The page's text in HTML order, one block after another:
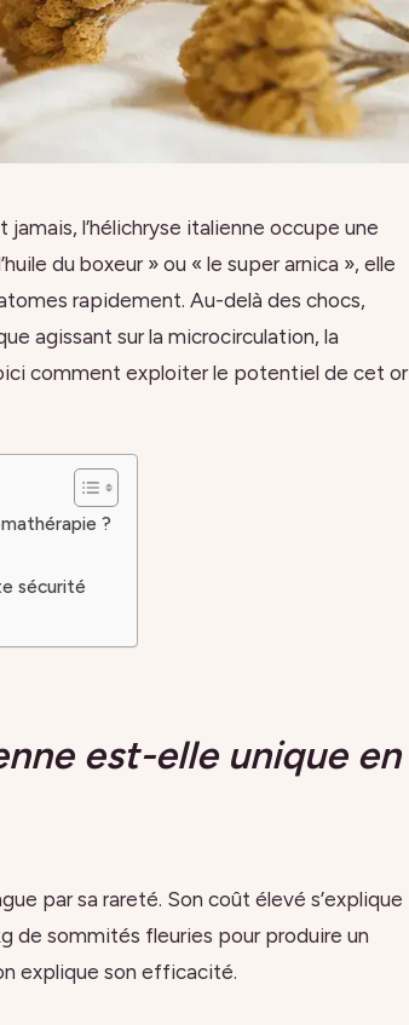
l’hélichryse italienne occupe une
du boxeur » ou « le super arnica », elle
rapidement. Au-delà des chocs,
agissant sur la microcirculation, la
comment exploiter le potentiel de cet or
?
sécurité
est-elle unique en
par sa rareté. Son coût élevé s’explique
de sommités fleuries pour produire un
explique son efficacité.